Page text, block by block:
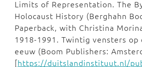
Limits of Representation. The
Holocaust History (Berghahn
Paperback, with Christina
1918-1991. Twintig vensters op
eeuw (Boom Publishers:
[https://duitslandinstituut.nl/